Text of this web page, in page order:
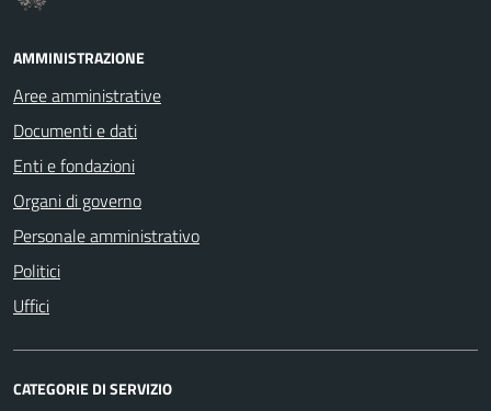
AMMINISTRAZIONE
Aree amministrative
Documenti e dati
Enti e fondazioni
Organi di governo
Personale amministrativo
Politici
Uffici
CATEGORIE DI SERVIZIO